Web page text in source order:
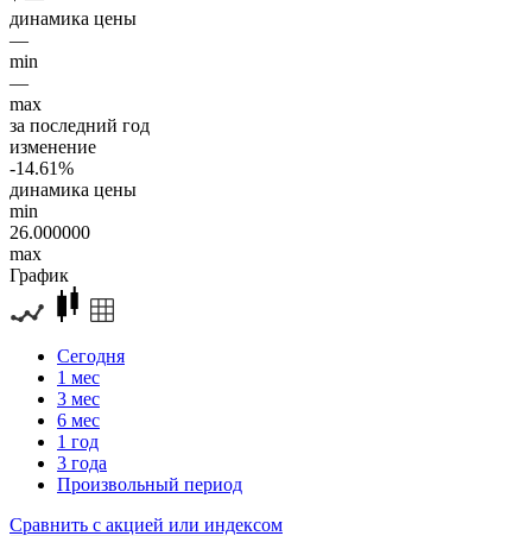
динамика цены
—
min
—
max
за последний год
изменение
-14.61%
динамика цены
min
26.000000
max
График
Сегодня
1 мес
3 мес
6 мес
1 год
3 года
Произвольный период
Сравнить с акцией или индексом